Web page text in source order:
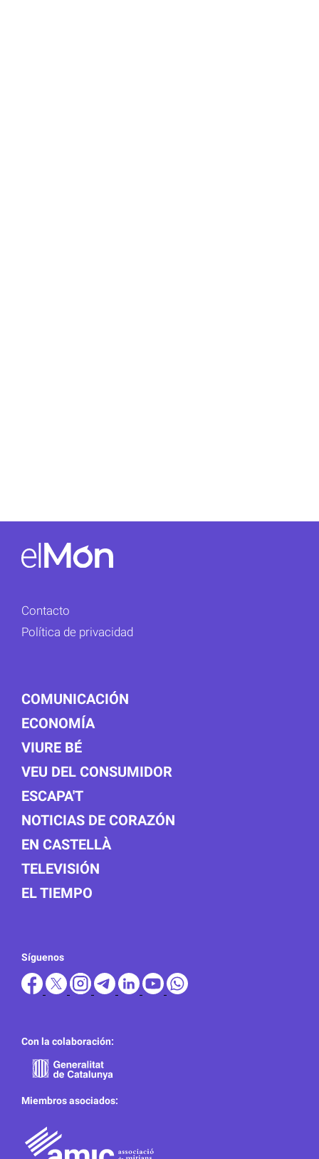
Contacto
Política de privacidad
COMUNICACIÓN
ECONOMÍA
VIURE BÉ
VEU DEL CONSUMIDOR
ESCAPA'T
NOTICIAS DE CORAZÓN
EN CASTELLÀ
TELEVISIÓN
EL TIEMPO
Síguenos
Con la colaboración:
Miembros asociados: